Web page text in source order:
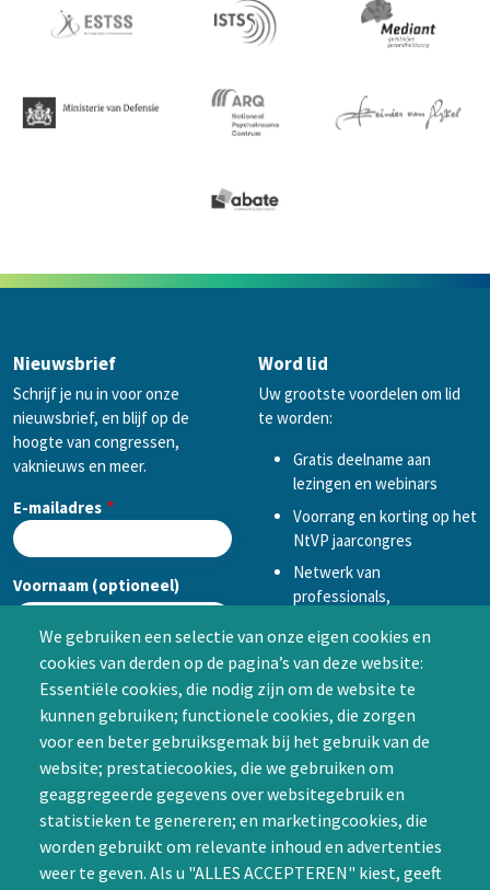
We gebruiken een selectie van onze eigen cookies en
cookies van derden op de pagina’s van deze website:
Essentiële cookies, die nodig zijn om de website te
kunnen gebruiken; functionele cookies, die zorgen
voor een beter gebruiksgemak bij het gebruik van de
website; prestatiecookies, die we gebruiken om
geaggregeerde gegevens over websitegebruik en
statistieken te genereren; en marketingcookies, die
worden gebruikt om relevante inhoud en advertenties
weer te geven. Als u "ALLES ACCEPTEREN" kiest, geeft
Nieuwsbrief
Schrijf je nu in voor onze
nieuwsbrief, en blijf op de
hoogte van congressen,
vaknieuws en meer.
E-mailadres
Voornaam (optioneel)
Achternaam (optioneel)
CAPTCHA
Word lid
Uw grootste voordelen om lid
te worden:
Gratis deelname aan
lezingen en webinars
Voorrang en korting op het
NtVP jaarcongres
Netwerk van
professionals,
samenwerken in een van
de Special Interest
Groepen (SIG’s) of zelf een
SIG initiëren
Word lid